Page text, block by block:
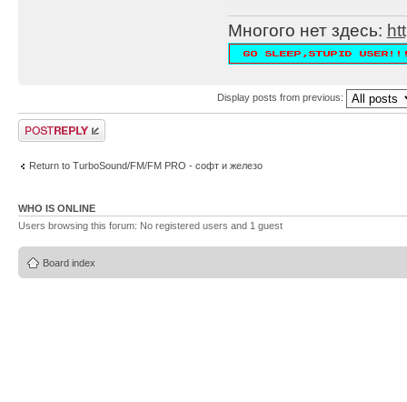
Многого нет здесь:
Display posts from previous:
Post a reply
Return to TurboSound/FM/FM PRO - софт и железо
WHO IS ONLINE
Users browsing this forum: No registered users and 1 guest
Board index